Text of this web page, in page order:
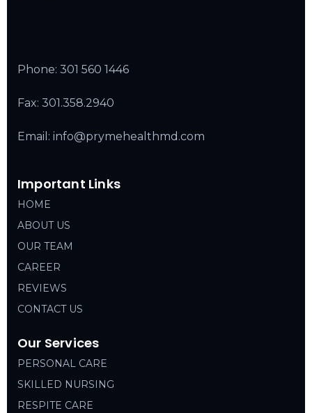
Phone: 301 560 1446
Fax: 301.358.2940
Email: info@prymehealthmd.com
Important Links
HOME
ABOUT US
OUR TEAM
CAREER
REVIEWS
CONTACT US
Our Services
PERSONAL CARE
SKILLED NURSING
RESPITE CARE